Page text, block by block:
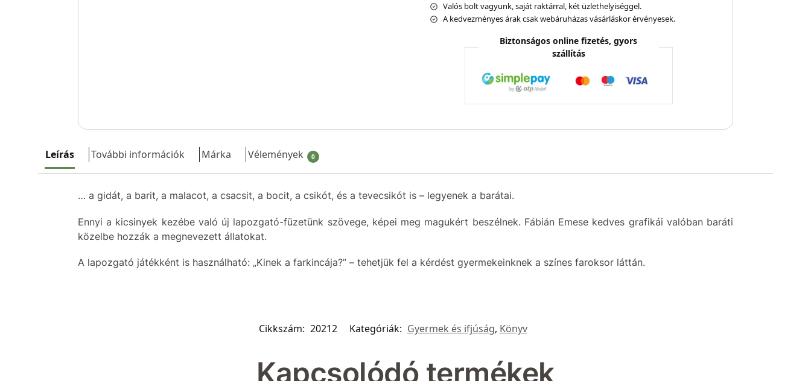
Valós bolt vagyunk, saját raktárral, két üzlethelyiséggel.
A kedvezményes árak csak webáruházas vásárláskor érvényesek.
Biztonságos online fizetés, gyors
szállítás
Leírás További információk Márka Vélemények 0
… a gidát, a barit, a malacot, a csacsit, a bocit, a csikót, és a tevecsikót is – legyenek a barátai.
Ennyi a kicsinyek kezébe való új lapozgató-füzetünk szövege, képei meg magukért beszélnek. Fábián Emese kedves grafikái valóban baráti
közelbe hozzák a megnevezett állatokat.
A lapozgató játékként is használható: „Kinek a farkincája?” – tehetjük fel a kérdést gyermekeinknek a színes faroksor láttán.
Cikkszám: 20212 Kategóriák: Gyermek és ifjúság, Könyv
Kapcsolódó termékek